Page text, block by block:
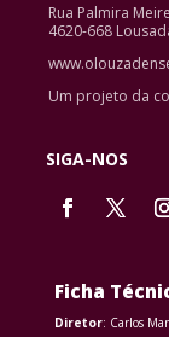
Rua Palmira
4620-668
Um projeto da
SIGA-NOS
Ficha
Diretor: Carlos